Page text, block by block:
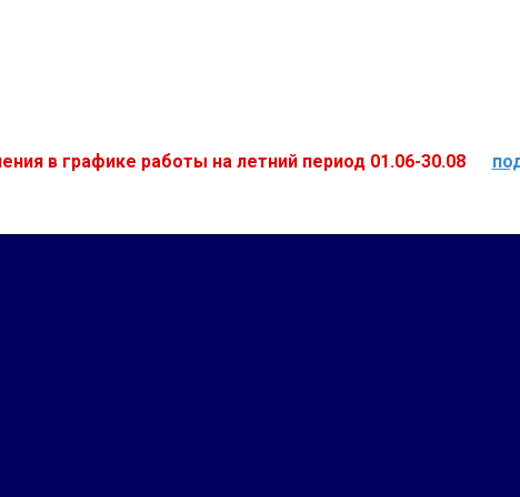
в графике работы на летний период 01.06-30.08